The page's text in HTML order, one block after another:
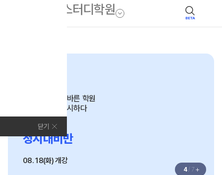
BETA
닫기
성적이 오르는 바른 학원
새로운 길을 제시하다
2027
정시대비반
08. 18(화) 개강
4/ 7 +